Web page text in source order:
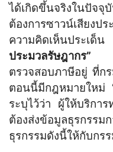
ได้เกิดขึ้นจริงในปั
ต้องการซาวน์เสียง
ความคิดเห็นประเด็น
ประมวลรัษฎากร” ที่
ตรวจสอบภาษีอยู่ ที่ก
ตอนนี้มีกฎหมายใหม่
ระบุไว้ว่า ผู้ให้บริกา
ต้องส่งข้อมูลธุรกรรม
ธุรกรรมดังนี้ให้กับกร